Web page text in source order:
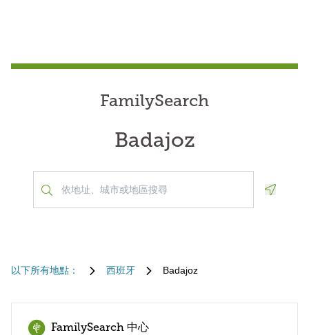
FamilySearch
Badajoz
以下所有地點： 西班牙 Badajoz
FamilySearch 中心